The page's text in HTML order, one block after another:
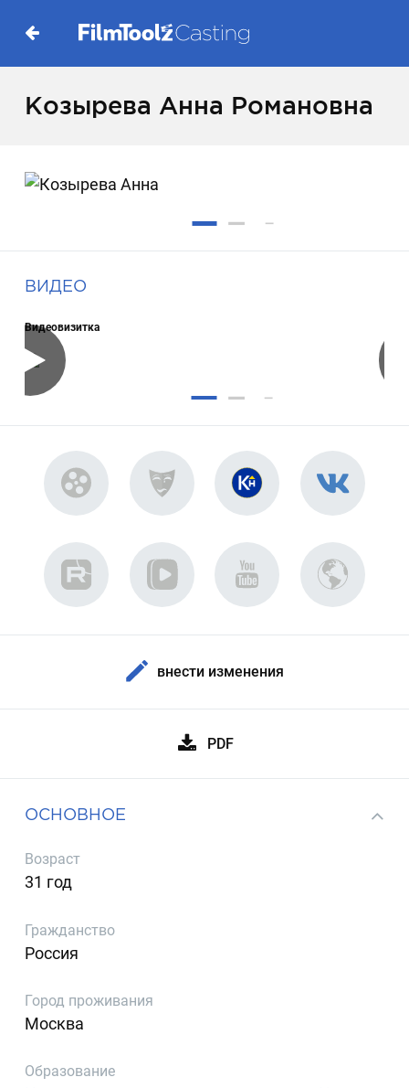
Козырева Анна Романовна
ВИДЕО
Видеовизитка
внести изменения
PDF
ОСНОВНОЕ
Возраст
31 год
Гражданство
Россия
Город проживания
Москва
Образование